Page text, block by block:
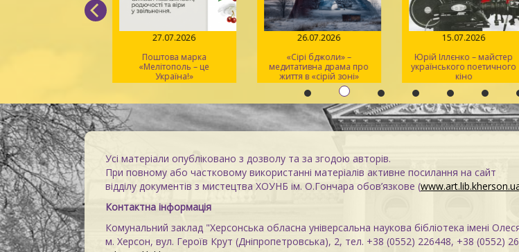
27.07.2026
Поштова марка
«Мелітополь – це
Україна!»
26.07.2026
«Сірі бджоли» –
медитативна драма про
життя в «сірій зоні»
15.07.2026
Юрій Іллєнко – майстер
українського поетичного
кіно
Усі матеріали опубліковано з дозволу та за згодою авторів.
При повному або частковому використанні матеріалів активне посилання на сайт
відділу документів з мистецтва ХОУНБ ім. О.Гончара обов’язкове (
Контактна інформація
Комунальний заклад "Херсонська обласна універсальна наукова бібліотека імені
м. Херсон, вул. Героїв Крут (Дніпропетровська), 2, тел. +38 (0552) 226448, +38 (0552)